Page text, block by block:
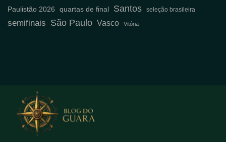
Paulistão 2026 quartas de final Santos seleção brasileira
semifinais São Paulo Vasco Vitória